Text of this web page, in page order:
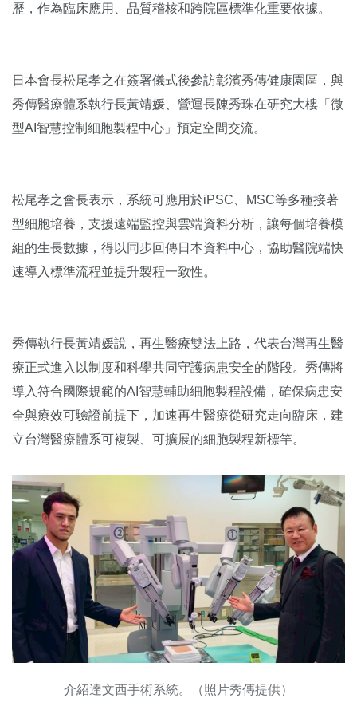
歷，作為臨床應用、品質稽核和跨院區標準化重要依據。
日本會長松尾孝之在簽署儀式後參訪彰濱秀傳健康園區，與
秀傳醫療體系執行長黃靖媛、營運長陳秀珠在研究大樓「微
型AI智慧控制細胞製程中心」預定空間交流。
松尾孝之會長表示，系統可應用於iPSC、MSC等多種接著
型細胞培養，支援遠端監控與雲端資料分析，讓每個培養模
組的生長數據，得以同步回傳日本資料中心，協助醫院端快
速導入標準流程並提升製程一致性。
秀傳執行長黃靖媛說，再生醫療雙法上路，代表台灣再生醫
療正式進入以制度和科學共同守護病患安全的階段。秀傳將
導入符合國際規範的AI智慧輔助細胞製程設備，確保病患安
全與療效可驗證前提下，加速再生醫療從研究走向臨床，建
立台灣醫療體系可複製、可擴展的細胞製程新標竿。
介紹達文西手術系統。（照片秀傳提供）